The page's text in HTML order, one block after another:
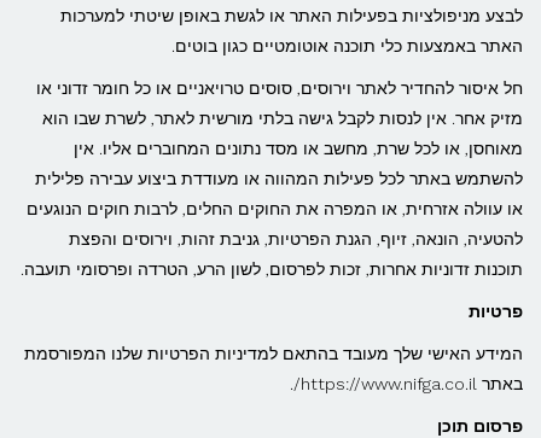
לבצע מניפולציות בפעילות האתר או לגשת באופן שיטתי למערכות
האתר באמצעות כלי תוכנה אוטומטיים כגון בוטים.
חל איסור להחדיר לאתר וירוסים, סוסים טרויאניים או כל חומר זדוני או
מזיק אחר. אין לנסות לקבל גישה בלתי מורשית לאתר, לשרת שבו הוא
מאוחסן, או לכל שרת, מחשב או מסד נתונים המחוברים אליו. אין
להשתמש באתר לכל פעילות המהווה או מעודדת ביצוע עבירה פלילית
או עוולה אזרחית, או המפרה את החוקים החלים, לרבות חוקים הנוגעים
להטעיה, הונאה, זיוף, הגנת הפרטיות, גניבת זהות, וירוסים והפצת
תוכנות זדוניות אחרות, זכות לפרסום, לשון הרע, הטרדה ופרסומי תועבה.
פרטיות
המידע האישי שלך מעובד בהתאם למדיניות הפרטיות שלנו המפורסמת
באתר https://www.nifga.co.il/.
פרסום תוכן